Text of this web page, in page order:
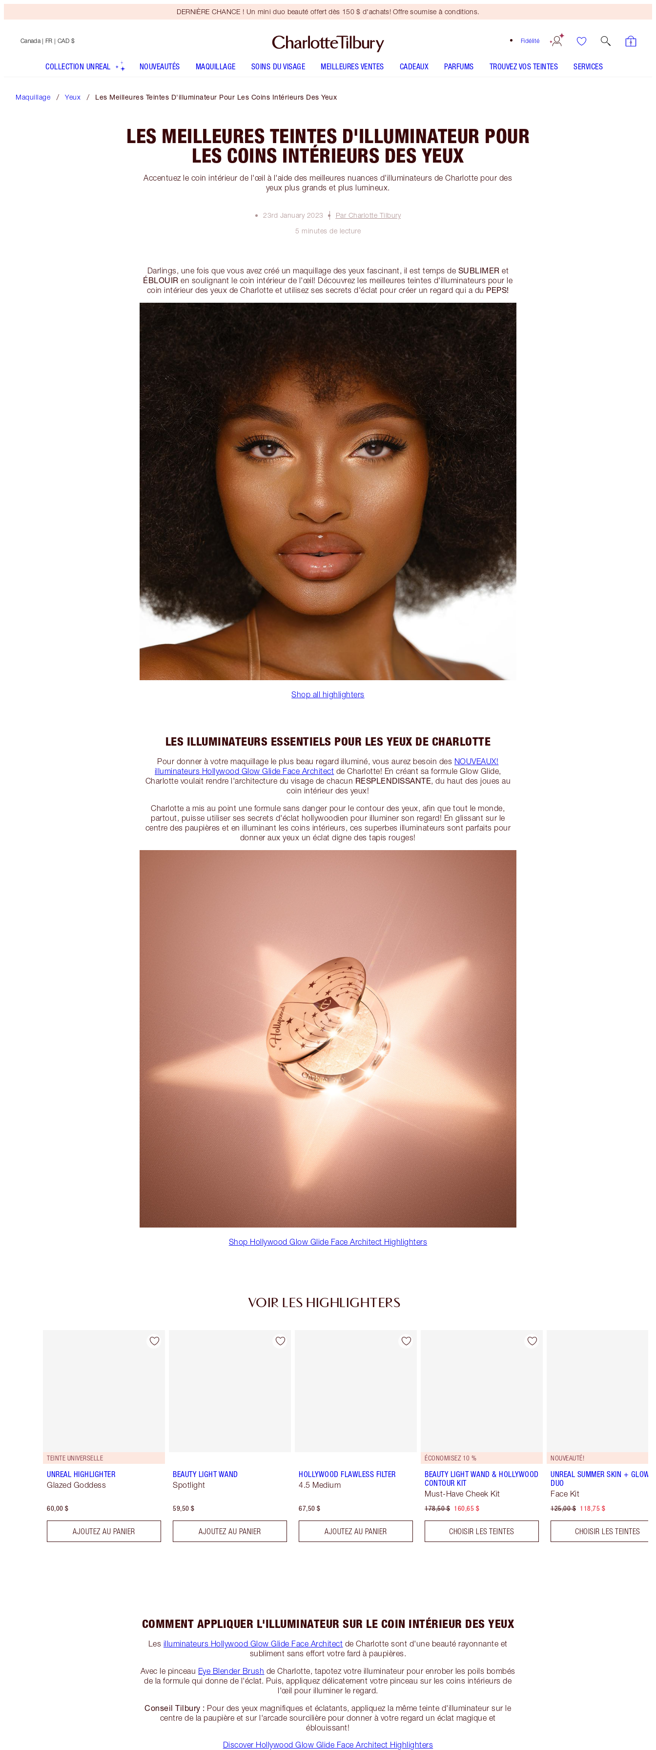
DERNIÈRE CHANCE ! Un mini duo beauté offert dès 150 $ d'achats! Offre soumise à conditions.
Fidélité
Canada | FR | CAD $
COLLECTION UNREAL NOUVEAUTÉS MAQUILLAGE SOINS DU VISAGE MEILLEURES VENTES CADEAUX PARFUMS TROUVEZ VOS TEINTES SERVICES
Maquillage Yeux Les Meilleures Teintes D'illuminateur Pour Les Coins Intérieurs Des Yeux
LES MEILLEURES TEINTES D'ILLUMINATEUR POUR
LES COINS INTÉRIEURS DES YEUX
Accentuez le coin intérieur de l'œil à l'aide des meilleures nuances d'illuminateurs de Charlotte pour des
yeux plus grands et plus lumineux.
23rd January 2023
Par Charlotte Tilbury
5 minutes de lecture
Darlings, une fois que vous avez créé un maquillage des yeux fascinant, il est temps de SUBLIMER et
ÉBLOUIR en soulignant le coin intérieur de l'œil! Découvrez les meilleures teintes d'illuminateurs pour le
coin intérieur des yeux de Charlotte et utilisez ses secrets d'éclat pour créer un regard qui a du PEPS!
Shop all highlighters
LES ILLUMINATEURS ESSENTIELS POUR LES YEUX DE CHARLOTTE
Pour donner à votre maquillage le plus beau regard illuminé, vous aurez besoin des NOUVEAUX!
illuminateurs Hollywood Glow Glide Face Architect de Charlotte! En créant sa formule Glow Glide,
Charlotte voulait rendre l'architecture du visage de chacun RESPLENDISSANTE, du haut des joues au
coin intérieur des yeux!
Charlotte a mis au point une formule sans danger pour le contour des yeux, afin que tout le monde,
partout, puisse utiliser ses secrets d'éclat hollywoodien pour illuminer son regard! En glissant sur le
centre des paupières et en illuminant les coins intérieurs, ces superbes illuminateurs sont parfaits pour
donner aux yeux un éclat digne des tapis rouges!
Shop Hollywood Glow Glide Face Architect Highlighters
VOIR LES HIGHLIGHTERS
Article 1 sur 29
TEINTE UNIVERSELLE
UNREAL HIGHLIGHTER
Glazed Goddess
60,00 $
AJOUTEZ AU PANIER
Article 2 sur 29
BEAUTY LIGHT WAND
Spotlight
59,50 $
AJOUTEZ AU PANIER
Article 3 sur 29
HOLLYWOOD FLAWLESS FILTER
4.5 Medium
67,50 $
AJOUTEZ AU PANIER
Article 4 sur 29
ÉCONOMISEZ 10 %
BEAUTY LIGHT WAND & HOLLYWOOD
CONTOUR KIT
Must-Have Cheek Kit
178,50 $ 160,65 $
CHOISIR LES TEINTES
NOUVEAUTÉ!
UNREAL SUMMER SKIN + GLOW
DUO
Face Kit
125,00 $ 118,75 $
CHOISIR LES TEINTES
COMMENT APPLIQUER L'ILLUMINATEUR SUR LE COIN INTÉRIEUR DES YEUX
Les illuminateurs Hollywood Glow Glide Face Architect de Charlotte sont d'une beauté rayonnante et
subliment sans effort votre fard à paupières.
Avec le pinceau Eye Blender Brush de Charlotte, tapotez votre illuminateur pour enrober les poils bombés
de la formule qui donne de l'éclat. Puis, appliquez délicatement votre pinceau sur les coins intérieurs de
l'œil pour illuminer le regard.
Conseil Tilbury : Pour des yeux magnifiques et éclatants, appliquez la même teinte d'illuminateur sur le
centre de la paupière et sur l'arcade sourcilière pour donner à votre regard un éclat magique et
éblouissant!
Discover Hollywood Glow Glide Face Architect Highlighters